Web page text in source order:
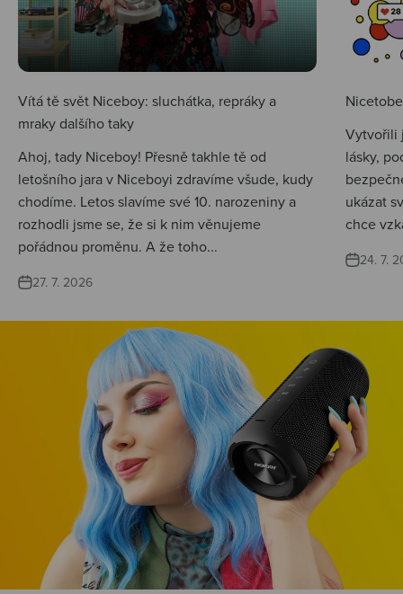
Vítá tě svět Niceboy: sluchátka, repráky a
mraky dalšího taky
Ahoj, tady Niceboy! Přesně takhle tě od
letošního jara v Niceboyi zdravíme všude, kudy
chodíme. Letos slavíme své 10. narozeniny a
rozhodli jsme se, že si k nim věnujeme
pořádnou proměnu. A že toho...
27. 7. 2026
Vytvořili
lásky,
ukázat
chce
24. 7.